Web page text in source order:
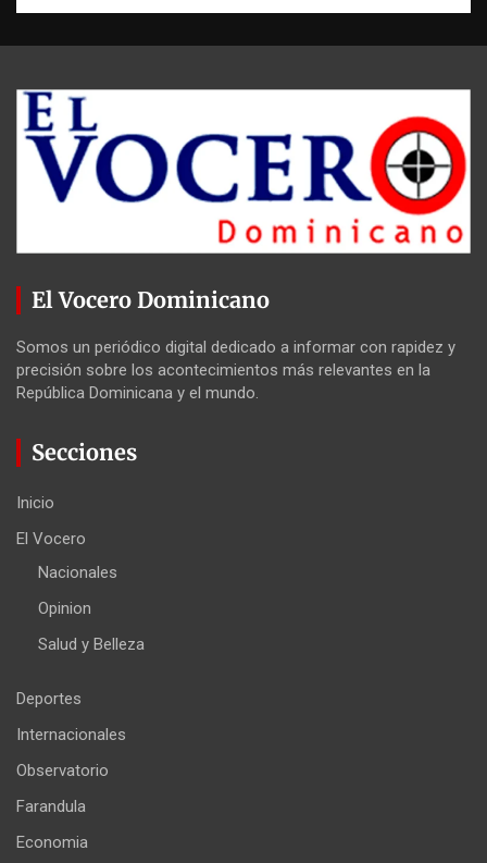
El Vocero Dominicano
Somos un periódico digital dedicado a informar con rapidez y
precisión sobre los acontecimientos más relevantes en la
República Dominicana y el mundo.
Secciones
Inicio
El Vocero
Nacionales
Opinion
Salud y Belleza
Deportes
Internacionales
Observatorio
Farandula
Economia